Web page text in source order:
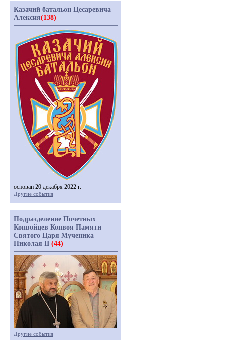
Казачий батальон Цесаревича
Алексия(138)
основан 20 декабря 2022 г.
Другие события
Подразделение Почетных
Конвойцев Конвоя Памяти
Святого Царя Мученика
Николая II (44)
Другие события